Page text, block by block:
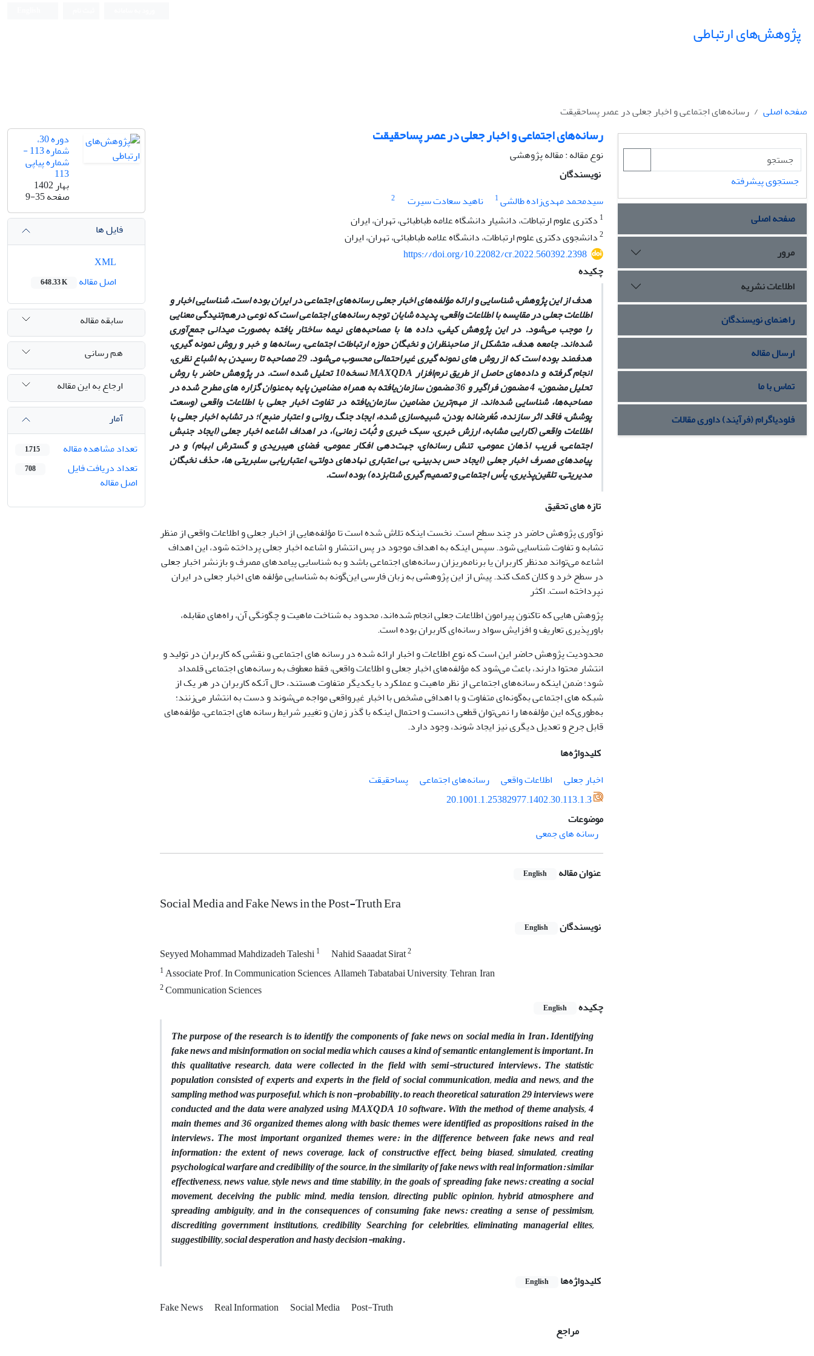
پژوهش‌های ارتباطی
صفحه اصلی رسانه‌های اجتماعی و اخبار جعلی در عصر پساحقیقت
رسانه‌های اجتماعی و اخبار جعلی در عصر پساحقیقت
نوع مقاله : مقاله پژوهشی
نویسندگان
سیدمحمد مهدی‌زاده طالشی1 ناهید سعادت سیرت
2
1 دکتری علوم ارتباطات، دانشیار دانشگاه علامه طباطبائی، تهران، ایران
2دانشجوی دکتری علوم ارتباطات، دانشگاه علامه طباطبائی، تهران، ایران
https://doi.org/10.22082/cr.2022.560392.2398
چکیده
هدف از این پژوهش، شناسایی و ارائه مؤلفه‌های اخبار جعلی رسانه‌های اجتماعی در ایران بوده است. شناسایی اخبار و
اطلاعات جعلی در مقایسه با اطلاعات واقعی، پدیده شایان توجه رسانه‌های اجتماعی است که نوعی درهم‌تنیدگی معنایی
را موجب می‌شود. در این پژوهش کیفی، داده­ ها با مصاحبه‌های نیمه ­ساختار یافته به‌صورت میدانی جمع‌آوری
شده‌اند. جامعه هدف، متشکل از صاحبنظران و نخبگان حوزه ارتباطات اجتماعی، رسانه‌ها و خبر و روش نمونه ­گیری،
هدفمند بوده است که از روش ­های نمونه ­گیری غیراحتمالی محسوب می‌شود. 29 مصاحبه‌ تا رسیدن به اشباع نظری،
انجام گرفته و داده‌های حاصل از طریق نرم‌افزار MAXQDA نسخه10 تحلیل شده است. در پژوهش حاضر با روش
تحلیل مضمون، 4 مضمون فراگیر و 36 مضمون سازمان‌یافته به همراه مضامین پایه به‌عنوان گزاره ­های مطرح شده در
مصاحبه‌ها، شناسایی شده‌اند. از مهم‌ترین مضامین سازمان‌یافته در تفاوت اخبار جعلی با اطلاعات واقعی (وسعت
پوشش، فاقد اثر سازنده، مُغرضانه بودن‌، شبیه‌سازی شده، ایجاد جنگ روانی و اعتبار منبع)؛ در تشابه اخبار جعلی با
اطلاعات واقعی (کارایی مشابه، ارزش خبری، سبک خبری و ثُبات زمانی)، در اهداف اشاعه اخبار جعلی (ایجاد جنبش
اجتماعی، فریب اذهان عمومی، تنش رسانه‌ای، جهت‌دهی افکار عمومی، فضای هیبریدی و گسترش ابهام) و در
پیامدهای مصرف اخبار جعلی (ایجاد حس بدبینی، بی ­اعتباری نهادهای دولتی، اعتبار­یابی سلبریتی ­ها، حذف نخبگان
مدیریتی، تلقین‌پذیری، یأس اجتماعی و تصمیم ­گیری شتابزده) بوده است.
تازه های تحقیق
نوآوری پژوهش حاضر در چند سطح است. نخست اینکه تلاش شده است تا مؤلفه‌هایی از اخبار جعلی و اطلاعات واقعی از منظر
تشابه و تفاوت شناسایی شود. سپس اینکه به اهداف موجود در پس انتشار و اشاعه اخبار جعلی پرداخته شود، این اهداف
اشاعه می‌تواند مدنظر کاربران یا برنامه‌ریزان رسانه‌های اجتماعی باشد و به شناسایی پیامدهای مصرف و بازنشر اخبار جعلی
در سطح خرد و کلان کمک کند. پیش از این پژوهشی به زبان فارسی این‌گونه به شناسایی مؤلفه­ های اخبار جعلی در ایران
نپرداخته است. اکثر
پژوهش­ هایی که تاکنون پیرامون اطلاعات جعلی انجام شده‌اند، محدود به شناخت ماهیت و چگونگی آن، راه‌های مقابله،
باورپذیری تعاریف و افزایش سواد رسانه‌ای کاربران بوده است.
محدودیت پژوهش حاضر این است که نوع اطلاعات و اخبار ارائه شده در رسانه ­های اجتماعی و نقشی که کاربران در تولید و
انتشار محتوا دارند، باعث می‌شود که مؤلفه‌های اخبار جعلی و اطلاعات واقعی، فقط معطوف به رسانه‌های اجتماعی قلمداد
شود؛ ضمن اینکه رسانه‌های اجتماعی از نظر ماهیت و عملکرد با یکدیگر متفاوت هستند، حال آنکه کاربران در هر یک از
شبکه­ های اجتماعی به‌گونه‌ای متفاوت و با اهدافی مشخص با اخبار غیرواقعی مواجه می‌شوند و دست به انتشار می‌زنند؛
به‌طوری‌که این مؤلفه‌ها را نمی‌توان قطعی دانست و احتمال اینکه با گذر زمان و تغییر شرایط رسانه­ های اجتماعی، مؤلفه‌های
قابل جرح و تعدیل دیگری نیز ایجاد شوند، وجود دارد.
کلیدواژه‌ها
اخبار جعلی
اطلاعات واقعی رسانه‌های اجتماعی
پساحقیقت
20.1001.1.25382977.1402.30.113.1.3
موضوعات
رسانه های جمعی
عنوان مقاله English
Social Media and Fake News in the Post-Truth Era
نویسندگان English
Seyyed Mohammad Mahdizadeh Taleshi1 Nahid Saaadat Sirat2
1Associate Prof. In Communication Sciences, Allameh Tabatabai University, Tehran, Iran
2Communication Sciences
چکیده
English
The purpose of the research is to identify the components of fake news on social media in Iran. Identifying
fake news and misinformation on social media which causes a kind of semantic entanglement is important. In
this qualitative research, data were collected in the field with semi-structured interviews. The statistic
population consisted of experts and experts in the field of social communication, media and news, and the
sampling method was purposeful, which is non-probability. to reach theoretical saturation 29 interviews were
conducted and the data were analyzed using MAXQDA 10 software. With the method of theme analysis, 4
main themes and 36 organized themes along with basic themes were identified as propositions raised in the
interviews. The most important organized themes were: in the difference between fake news and real
information: the extent of news coverage, lack of constructive effect, being biased, simulated, creating
psychological warfare and credibility of the source, in the similarity of fake news with real information: similar
effectiveness, news value, style news and time stability, in the goals of spreading fake news: creating a social
movement, deceiving the public mind, media tension, directing public opinion, hybrid atmosphere and
spreading ambiguity, and in the consequences of consuming fake news: creating a sense of pessimism,
discrediting government institutions, credibility Searching for celebrities, eliminating managerial elites,
suggestibility, social desperation and hasty decision-making.
کلیدواژه‌ها English
Fake News Real Information Social Media
Post-Truth
مراجع
دوره 30،
شماره 113 -
شماره پیاپی
113
بهار 1402
صفحه9-35
فایل ها
اصل مقاله
648.33 K
سابقه مقاله
هم رسانی
ارجاع به این مقاله
آمار
تعداد مشاهده مقاله
1,715
تعداد دریافت فایل
اصل مقاله
708
جستجوی پیشرفته
صفحه اصلی
مرور
اطلاعات نشریه
راهنمای نویسندگان
ارسال مقاله
تماس با ما
فلودیاگرام (فرآیند) داوری مقالات